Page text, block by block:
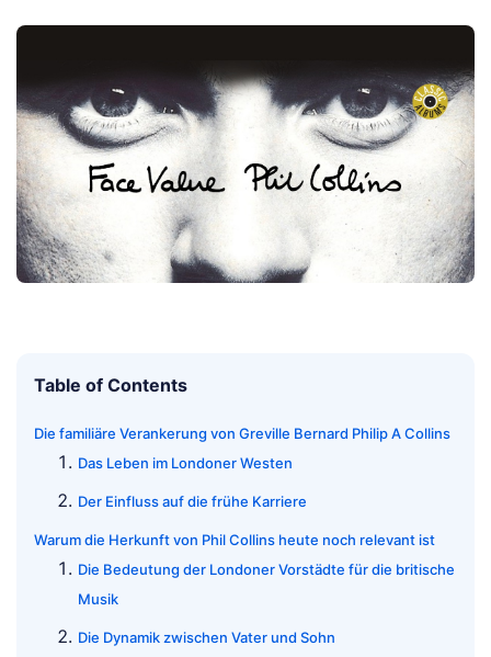
Table of Contents
Die familiäre Verankerung von Greville Bernard Philip A Collins
Das Leben im Londoner Westen
Der Einfluss auf die frühe Karriere
Warum die Herkunft von Phil Collins heute noch relevant ist
Die Bedeutung der Londoner Vorstädte für die britische
Musik
Die Dynamik zwischen Vater und Sohn